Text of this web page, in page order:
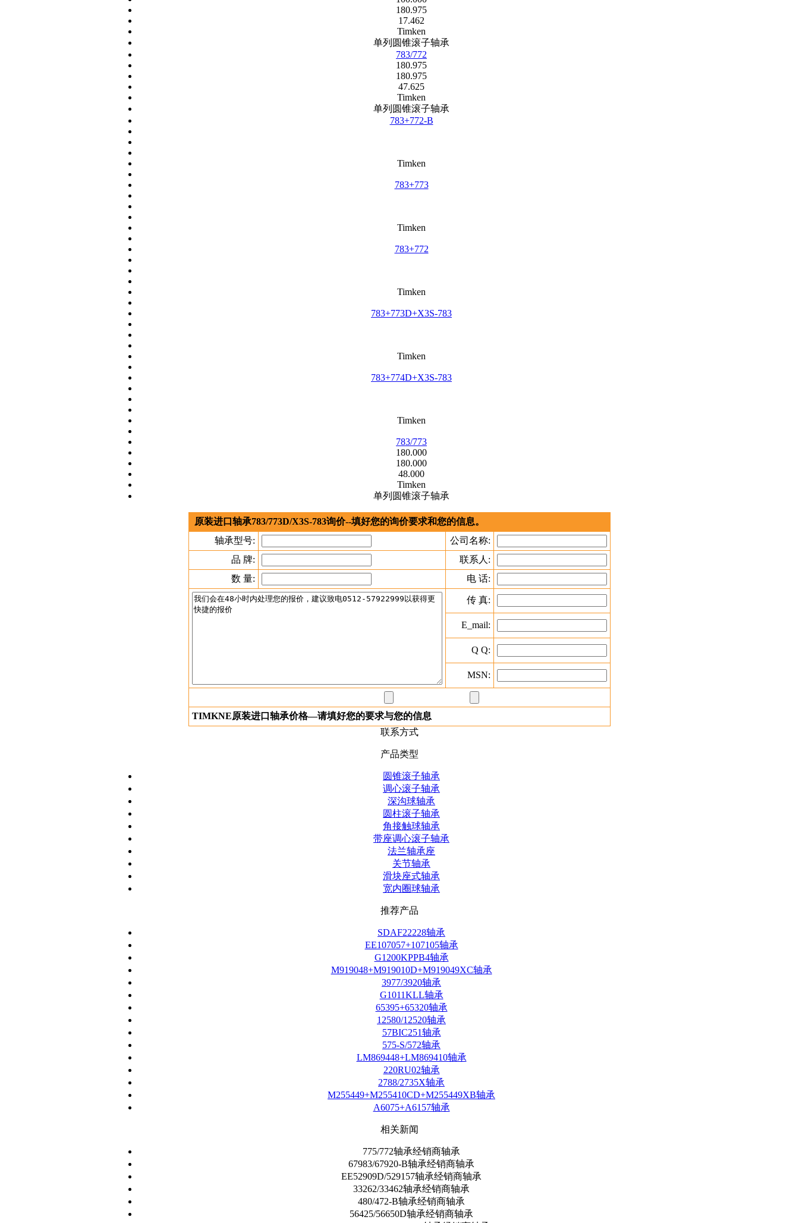
180.975
17.462
Timken
单列圆锥滚子轴承
783/772
180.975
180.975
47.625
Timken
单列圆锥滚子轴承
783+772-B
Timken
783+773
Timken
783+772
Timken
783+773D+X3S-783
Timken
783+774D+X3S-783
Timken
783/773
180.000
180.000
48.000
Timken
单列圆锥滚子轴承
原装进口轴承783/773D/X3S-783询价--填好您的询价要求和您的信息。
轴承型号:
公司名称:
品 牌:
联系人:
数 量:
电 话:
传 真:
E_mail:
Q Q:
MSN:
TIMKNE原装进口轴承价格—请填好您的要求与您的信息
联系方式
产品类型
圆锥滚子轴承
调心滚子轴承
深沟球轴承
圆柱滚子轴承
角接触球轴承
带座调心滚子轴承
法兰轴承座
关节轴承
滑块座式轴承
宽内圈球轴承
推荐产品
SDAF22228轴承
EE107057+107105轴承
G1200KPPB4轴承
M919048+M919010D+M919049XC轴承
3977/3920轴承
G1011KLL轴承
65395+65320轴承
12580/12520轴承
57BIC251轴承
575-S/572轴承
LM869448+LM869410轴承
220RU02轴承
2788/2735X轴承
M255449+M255410CD+M255449XB轴承
A6075+A6157轴承
相关新闻
775/772轴承经销商轴承
67983/67920-B轴承经销商轴承
EE52909D/529157轴承经销商轴承
33262/33462轴承经销商轴承
480/472-B轴承经销商轴承
56425/56650D轴承经销商轴承